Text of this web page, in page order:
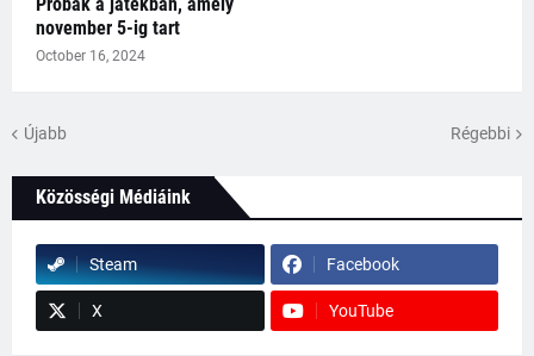
november 5-ig tart
October 16, 2024
Újabb Régebbi
Közösségi Médiáink
Steam Facebook
X YouTube